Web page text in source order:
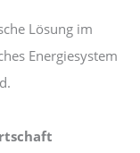
Lösung im
Energiesystem